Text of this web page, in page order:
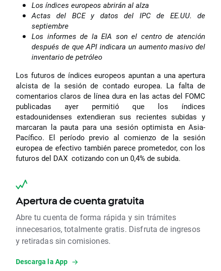
Los índices europeos abrirán al alza
Actas del BCE y datos del IPC de EE.UU. de
septiembre
Los informes de la EIA son el centro de atención
después de que API indicara un aumento masivo del
inventario de petróleo
Los futuros de índices europeos apuntan a una apertura
alcista de la sesión de contado europea. La falta de
comentarios claros de línea dura en las actas del FOMC
publicadas ayer permitió que los índices
estadounidenses extendieran sus recientes subidas y
marcaran la pauta para una sesión optimista en Asia-
Pacífico. El período previo al comienzo de la sesión
europea de efectivo también parece prometedor, con los
futuros del DAX cotizando con un 0,4% de subida.
Apertura de cuenta gratuita
Abre tu cuenta de forma rápida y sin trámites
innecesarios, totalmente gratis. Disfruta de ingresos
y retiradas sin comisiones.
Descarga la App